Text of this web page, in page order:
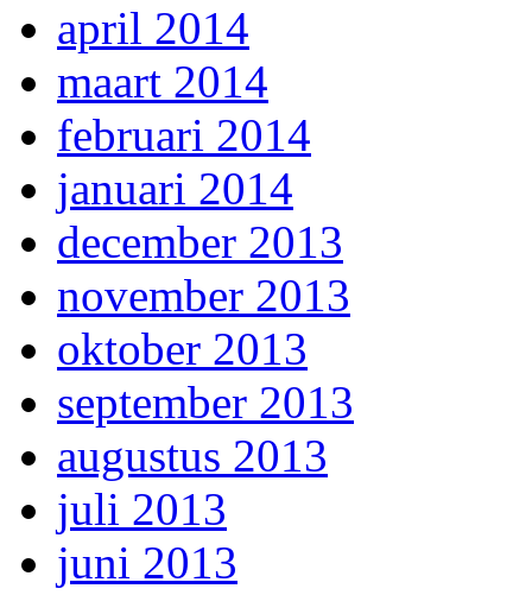
april 2014
maart 2014
februari 2014
januari 2014
december 2013
november 2013
oktober 2013
september 2013
augustus 2013
juli 2013
juni 2013